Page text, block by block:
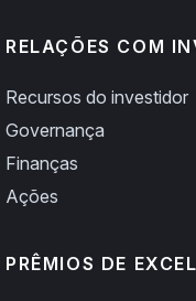
RELAÇÕES COM
Recursos do investidor
Governança
Finanças
Ações
PRÊMIOS DE